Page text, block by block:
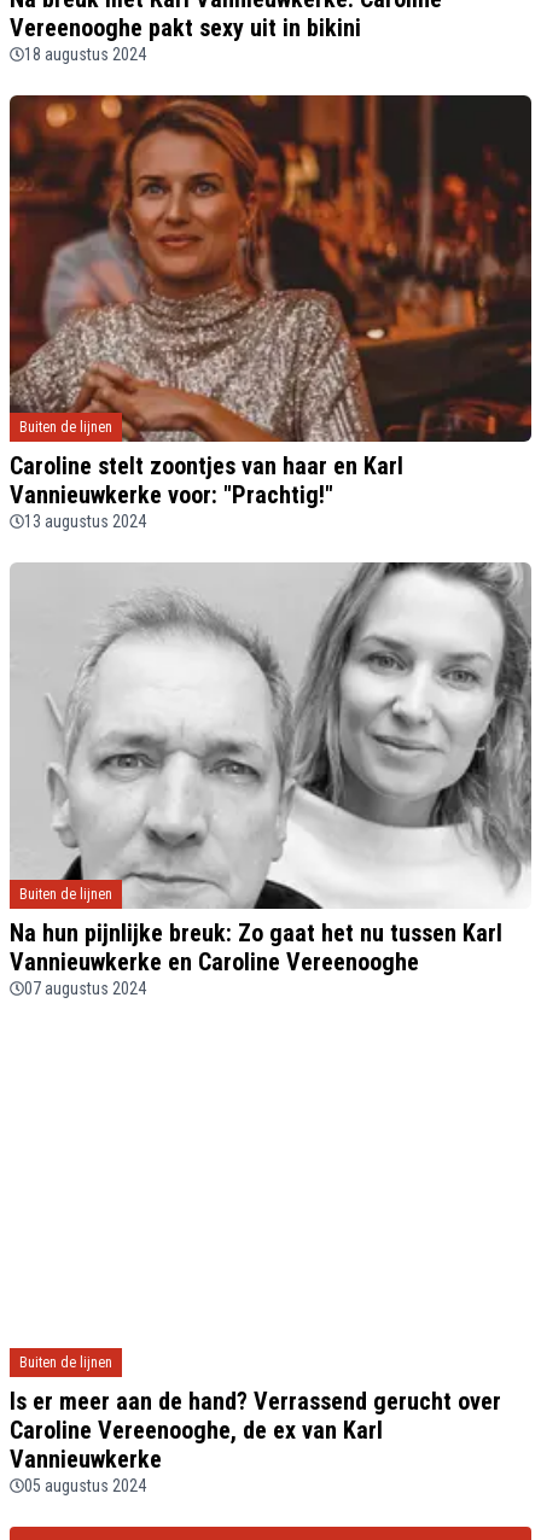
Vereenooghe pakt sexy uit in bikini
18 augustus 2024
Buiten de lijnen
Caroline stelt zoontjes van haar en Karl
Vannieuwkerke voor: "Prachtig!"
13 augustus 2024
Buiten de lijnen
Na hun pijnlijke breuk: Zo gaat het nu tussen Karl
Vannieuwkerke en Caroline Vereenooghe
07 augustus 2024
Buiten de lijnen
Is er meer aan de hand? Verrassend gerucht over
Caroline Vereenooghe, de ex van Karl
Vannieuwkerke
05 augustus 2024